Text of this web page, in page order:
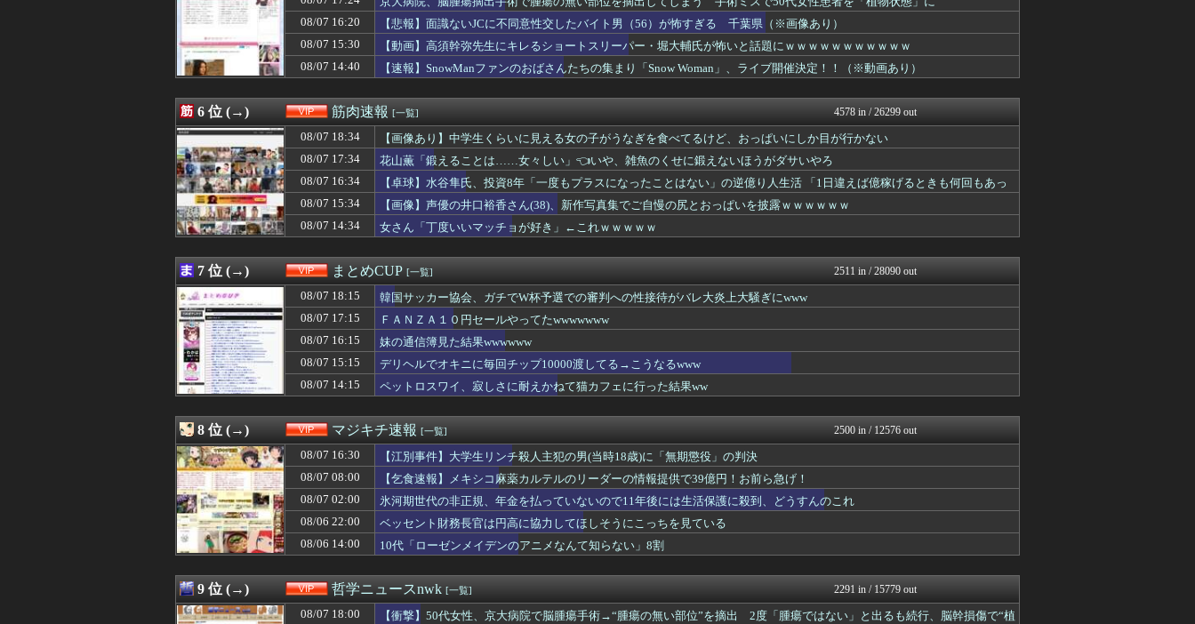
08/07 16:39
気象予報士さん、お胸が立体視みたいになるｗｗｗｗｗｗｗｗｗｗ （※画像あり）
うしみつ-5chまとめ-
08/07 16:39
【困惑】長谷川豊氏、元ジャンポケ斉藤の事件に「有罪で良い」「実刑まで出すのが妥...
ネギ速
08/07 16:35
【画像あり】日本のセクシー女性犯罪者一覧ｗｗｗｗｗｗｗｗｗ
08/07 16:34
【卓球】水谷隼氏、投資8年「一度もプラスになったことはない」の逆億り人生活 ...
筋肉速報
08/07 16:33
【悲報】スーパーの裏でヤニ吸う2人とかいうヤバすぎるアニメ
ネギ速
08/07 16:31
【炎上】リュウジ「ダルい料理トップ10に入る」夏の冷やし中華 「あり得ないほど...
08/07 16:31
【速報】アイドル、コスプレでうっかりえちえちな谷間がwwwwww
BIPブログ
08/07 16:30
「THE NORTH FACE」の人気が低下・・・
【2ch】ニュー速クオリテ...
08/07 16:30
【江別事件】大学生リンチ殺人主犯の男(当時18歳)に「無期懲役」の判決
マジキチ速報
08/07 16:28
【悲報】れいわ新選組改名へ
ネギ速
08/07 16:25
【驚愕】ソープワイ「あーイクッ」嬢「あん///あん///」ワイ「…イクよッ！...
バズッター速報
08/07 16:23
【悲報】FIFA会長、UEFAが許してくれなくて詰む
ネギ速
08/07 16:20
【衝撃】川口被告(19)に無期懲役 江別大学生殺人事件、19歳で取り返しのつか...
哲学ニュースnwk
08/07 16:20
【悲報】面識ないJCに不同意性交したバイト男（56）が怖すぎる 千葉県（※画像...
08/07 16:15
妹の通信簿見た結果wwwwww
まとめCUP
08/07 16:12
【動画】熊本地震が起きたその瞬間、八代市の「熊本総合病院」の手術室の様子…
08/07 16:10
【驚愕】ドラクエ6をとんでもないクオリティでアニメ化してしまったAI動画がこち...
08/07 16:09
【画像】おっぱいの大きさってこれくらいがちょうどいいよね
なんJミュージアム
08/07 16:09
【画像】こういうキュートなお尻をしてるヒロインwwwwwwwwww
ぶる速-VIP
08/07 16:09
ワイ「メシでも行こうよ！」後輩♀「ありがとうございます！棚橋も誘いますね！」←...
08/07 16:09
水中で三時間生存可能、潜水スーツを着用させた水中用ゴキブリを開発
08/07 16:06
【動画】こういう貧乳の陰女と付き合えますかｗｗｗｗｗｗｗ
まにゅそく 2chまとめニ...
08/07 16:05
【悲報】クロちゃん、とち狂ったツイートをするｗｗｗｗｗｗｗ
08/07 16:03
【画像】鈴木奈々もあたシコ
いたしん！
08/07 16:01
【画像】大谷真美子のJK時代、ガチで大変なことになるwwww
08/07 16:01
渡邊渚さん「私がPTSDと診断された当時、世間はまだPTSDという言葉は浸透さ...
08/07 16:00
富裕層の｢ペット離れ｣が止まらない・・・
08/07 16:00
中居正広（無職）、熊本に多額の寄付していた。知人「誰にも知られなくてもいい、と...
ネラーボイス
08/07 16:00
渡邊渚さん「私がPTSDと診断された当時、世間はまだPTSDという言葉は浸透さ...
キニ速
08/07 15:40
ヒカキンさん、熊本に偽善行為で2000万円寄付ｗｗｗｗｗｗｗ
08/07 15:40
「片親の女だけはやめとけ」という風潮、広まりつつある・・・
スコールちゃんねる｜２ちゃ...
08/07 15:39
【画像】精神科「ADHDの人が治療しなかったらこんな人生です」→
うしみつ-5chまとめ-
08/07 15:35
SNSで異性とやりとり《不倫》になる？→既婚男女の約7割「なる」⇒！
不思議.net - 5ch...
08/07 15:34
【画像】声優の井口裕香さん(38)、新作写真集でご自慢の尻とおっぱいを披露ｗｗ...
筋肉速報
08/07 15:33
ワイ童貞くん、飲み屋で知り合ったばかりの28歳女にチ○コを貪られた結果ｗｗｗｗ...
えっ!?またここのサイト?
08/07 16:20
【悲報】面識ないJCに不同意性交したバイト男（56）が怖すぎる 千葉県（※画像あり）
08/07 15:30
【動画】高須幹弥先生にキレるショートスリーパー・堀大輔氏が怖いと話題にｗｗｗｗｗｗｗｗｗｗｗ
08/07 14:40
【速報】SnowManファンのおばさんたちの集まり「Snow Woman」、ライブ開催決定！！（※動画あり）
6 位 (→) 筋肉速報 [一覧] 4578 in / 26299 out
08/07 18:34
【画像あり】中学生くらいに見える女の子がうなぎを食べてるけど、おっぱいにしか目が行かない
08/07 17:34
花山薫「鍛えることは……女々しい」👈いや、雑魚のくせに鍛えないほうがダサいやろ
08/07 16:34
【卓球】水谷隼氏、投資8年「一度もプラスになったことはない」の逆億り人生活 「1日違えば億稼げるときも何回もあっ
た」
08/07 15:34
【画像】声優の井口裕香さん(38)、新作写真集でご自慢の尻とおっぱいを披露ｗｗｗｗｗｗ
08/07 14:34
女さん「丁度いいマッチョが好き」←これｗｗｗｗｗ
7 位 (→) まとめCUP [一覧] 2511 in / 28090 out
08/07 18:15
韓国サッカー協会、ガチでW杯予選での審判への性接待がバレ大炎上大騒ぎにwww
08/07 17:15
ＦＡＮＺＡ１０円セールやってたwwwwwww
08/07 16:15
妹の通信簿見た結果wwwwww
08/07 15:15
デリヘルでオキニに毎回チップ10000渡してる→こうなるwww
08/07 14:15
ペットロスワイ、寂しさに耐えかねて猫カフェに行った結果ww
8 位 (→) マジキチ速報 [一覧] 2500 in / 12576 out
08/07 16:30
【江別事件】大学生リンチ殺人主犯の男(当時18歳)に「無期懲役」の判決
08/07 08:00
【乞食速報】メキシコ麻薬カルテルのリーダーの情報提供で39億円！お前ら急げ！
08/07 02:00
氷河期世代の非正規、年金を払っていないので11年後には生活保護に殺到、どうすんのこれ
08/06 22:00
ベッセント財務長官は円高に協力してほしそうにこっちを見ている
08/06 14:00
10代「ローゼンメイデンのアニメなんて知らない」8割
9 位 (→) 哲学ニュースnwk [一覧] 2291 in / 15779 out
08/07 18:00
【衝撃】50代女性、京大病院で脳腫瘍手術→“腫瘍の無い部位”を摘出 2度「腫瘍ではない」と出るも続行、脳幹損傷で“植